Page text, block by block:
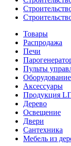
Товары
Распродажа
Печи
Пульты
Аксессуары
Продукция
Дерево
Освещение
Двери
Сантехника
Мебель из